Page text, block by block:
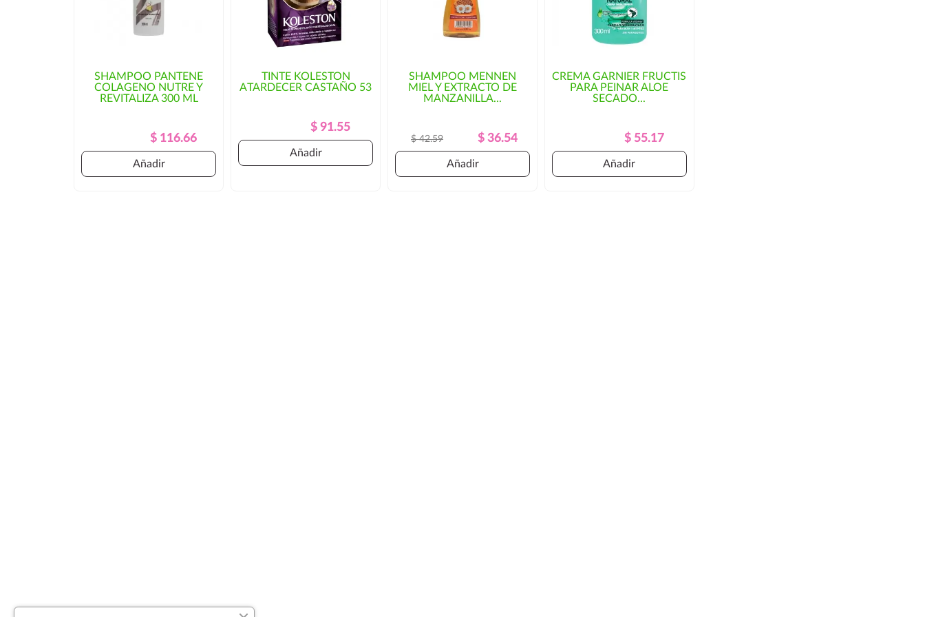
SHAMPOO PANTENE
COLAGENO NUTRE Y
REVITALIZA 300 ML
Precio
Regular
Precio
$ 116.66
Añadir
TINTE KOLESTON
ATARDECER CASTAÑO 53
Precio
Regular
Precio
$ 91.55
Añadir
SHAMPOO MENNEN
MIEL Y EXTRACTO DE
MANZANILLA...
Precio
Regular
$ 42.59 Precio$ 36.54
Añadir
CREMA GARNIER FRUCTIS
PARA PEINAR ALOE
SECADO...
Precio
Regular
Precio
$ 55.17
Añadir